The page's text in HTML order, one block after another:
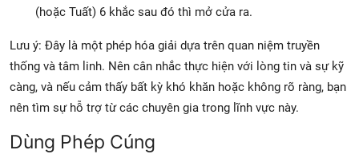
(hoặc Tuất) 6 khắc sau đó thì mở cửa ra.
Lưu ý: Đây là một phép hóa giải dựa trên quan niệm truyền
thống và tâm linh. Nên cân nhắc thực hiện với lòng tin và sự kỹ
càng, và nếu cảm thấy bất kỳ khó khăn hoặc không rõ ràng, bạn
nên tìm sự hỗ trợ từ các chuyên gia trong lĩnh vực này.
Dùng Phép Cúng